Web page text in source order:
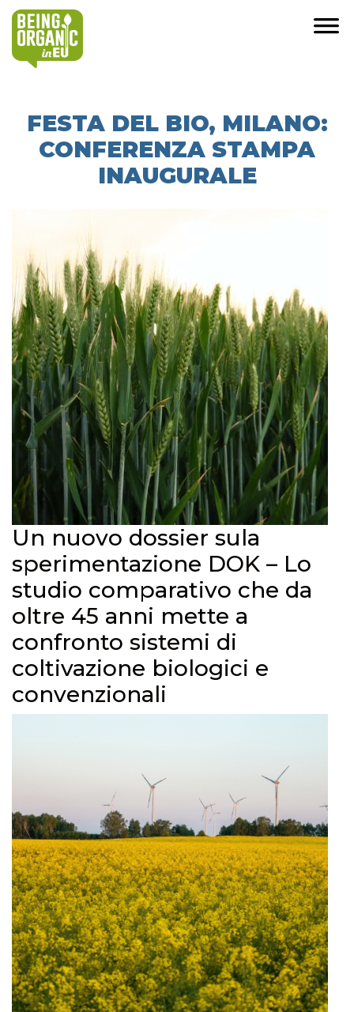
FESTA DEL BIO, MILANO:
CONFERENZA STAMPA
INAUGURALE
Un nuovo dossier sula
sperimentazione DOK – Lo
studio comparativo che da
oltre 45 anni mette a
confronto sistemi di
coltivazione biologici e
convenzionali